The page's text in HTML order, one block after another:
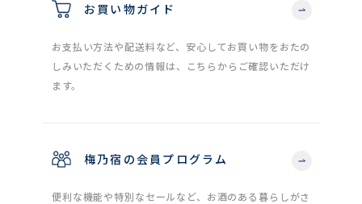
お買い物ガイド
お支払い方法や配送料など、安心してお買い物をおたの
しみいただくための情報は、こちらからご確認いただけ
ます。
梅乃宿の会員プログラム
便利な機能や特別なセールなど、お酒のある暮らしがさ